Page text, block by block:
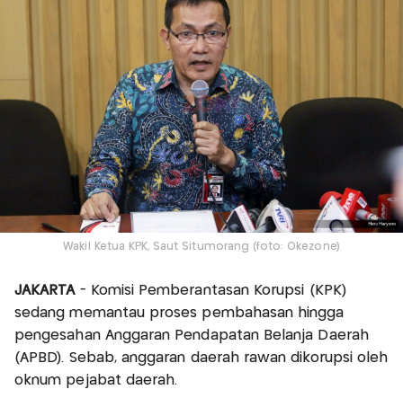
Wakil Ketua KPK, Saut Situmorang (foto: Okezone)
JAKARTA- Komisi Pemberantasan Korupsi (KPK)
sedang memantau proses pembahasan hingga
pengesahan Anggaran Pendapatan Belanja Daerah
(APBD). Sebab, anggaran daerah rawan dikorupsi oleh
oknum pejabat daerah.